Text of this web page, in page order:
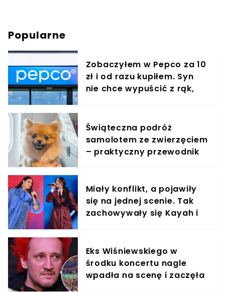
Popularne
Zobaczyłem w Pepco za 10
zł i od razu kupiłem. Syn
nie chce wypuścić z rąk,
Świąteczna podróż
samolotem ze zwierzęciem
– praktyczny przewodnik
Miały konflikt, a pojawiły
się na jednej scenie. Tak
zachowywały się Kayah i
Eks Wiśniewskiego w
środku koncertu nagle
wpadła na scenę i zaczęła